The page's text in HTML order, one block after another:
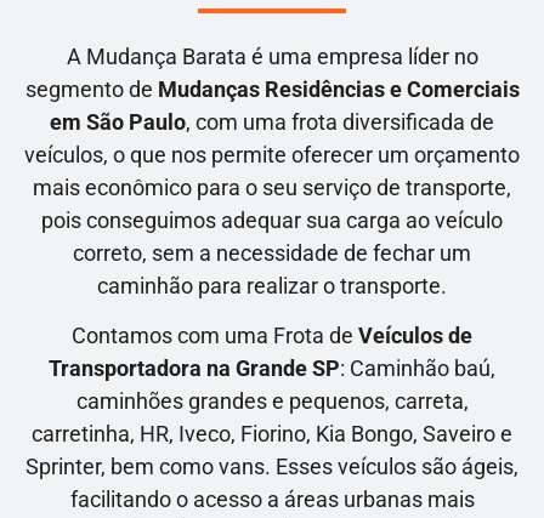
A Mudança Barata é uma empresa líder no
segmento de Mudanças Residências e Comerciais
em São Paulo, com uma frota diversificada de
veículos, o que nos permite oferecer um orçamento
mais econômico para o seu serviço de transporte,
pois conseguimos adequar sua carga ao veículo
correto, sem a necessidade de fechar um
caminhão para realizar o transporte.
Contamos com uma Frota de Veículos de
Transportadora na Grande SP: Caminhão baú,
caminhões grandes e pequenos, carreta,
carretinha, HR, Iveco, Fiorino, Kia Bongo, Saveiro e
Sprinter, bem como vans. Esses veículos são ágeis,
facilitando o acesso a áreas urbanas mais